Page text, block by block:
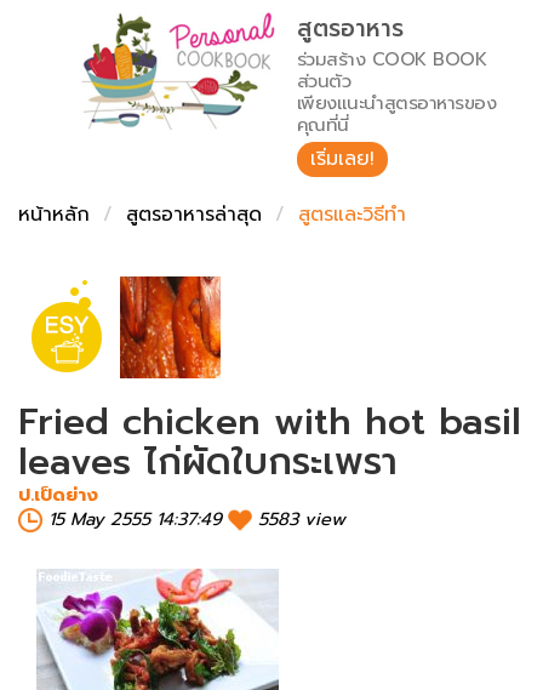
เปรียบเทียบหน่วยการตวง
เปรียบเทียบอุณหภูมิ
เปรียบเทียบน้ำหนักวัตถุดิบ
สร้าง Cookbook
สูตรอาหาร
ร่วมสร้าง COOK BOOK
ส่วนตัว
เพียงแนะนำสูตรอาหารของ
คุณที่นี่
เริ่มเลย!
หน้าหลัก
สูตรอาหารล่าสุด สูตรและวิธีทำ
Fried chicken with hot basil
leaves ไก่ผัดใบกระเพรา
ป.เป็ดย่าง
15 May 2555 14:37:49
5583 view